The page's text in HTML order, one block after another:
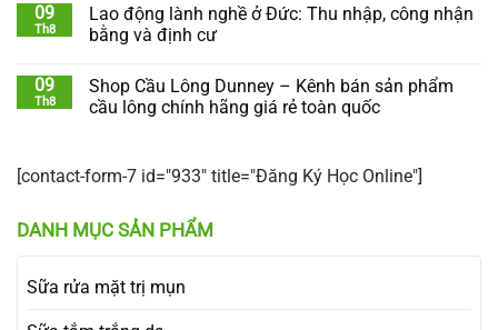
09
Th8
Lao động lành nghề ở Đức: Thu nhập, công nhận
bằng và định cư
09
Th8
Shop Cầu Lông Dunney – Kênh bán sản phẩm
cầu lông chính hãng giá rẻ toàn quốc
[contact-form-7 id="933" title="Đăng Ký Học Online"]
DANH MỤC SẢN PHẨM
Sữa rửa mặt trị mụn